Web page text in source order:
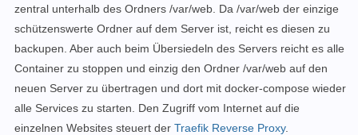
zentral unterhalb des Ordners /var/web. Da /var/web der einzige
schützenswerte Ordner auf dem Server ist, reicht es diesen zu
backupen. Aber auch beim Übersiedeln des Servers reicht es alle
Container zu stoppen und einzig den Ordner /var/web auf den
neuen Server zu übertragen und dort mit docker-compose wieder
alle Services zu starten. Den Zugriff vom Internet auf die
einzelnen Websites steuert der Traefik Reverse Proxy.